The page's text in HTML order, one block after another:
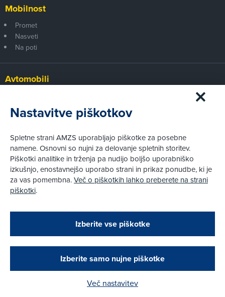
Zapri
Podarjamo vam 10 €!
Obstoječi in novi AMZS člani, ki boste v AMZS
opravili registracijo vozila, boste prejeli
vrednostno darilno kartico z dobroimetjem v višini
Kako do darila?
Mobilnost
Promet
Nasveti
Na poti
Avtomobili
Prvi pogled
Za volanom
Tehnika
Pravni vidiki
Piškotki
Pravno obvestilo
Pri spletni včlanitvi so podprta naslednja plačilna sredstva:
Nastavitve piškotkov
Spletne strani AMZS uporabljajo piškotke za posebne
namene. Osnovni so nujni za delovanje spletnih storitev.
Piškotki analitike in trženja pa nudijo boljšo uporabniško
izkušnjo, enostavnejšo uporabo strani in prikaz ponudbe, ki je
za vas pomembna.Več o piškotkih lahko preberete na strani
piškotki.
Izberite vse piškotke
Izberite samo nujne piškotke
Več nastavitev